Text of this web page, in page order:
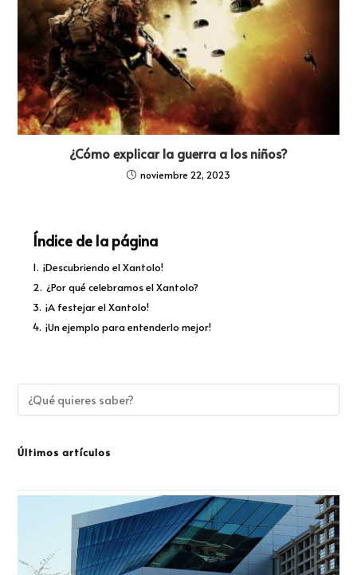
¿Cómo explicar la guerra a los niños?
noviembre 22, 2023
Índice de la página
1. ¡Descubriendo el Xantolo!
2. ¿Por qué celebramos el Xantolo?
3. ¡A festejar el Xantolo!
4. ¡Un ejemplo para entenderlo mejor!
Últimos artículos